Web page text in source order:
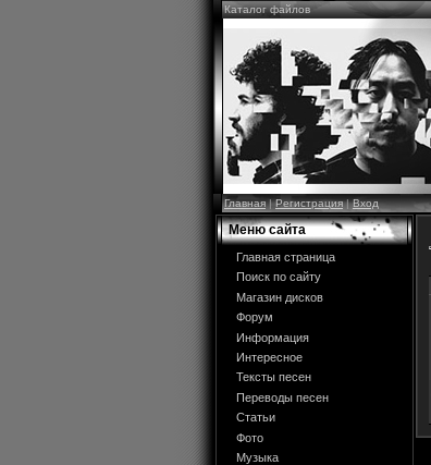
Каталог файлов
Главная|Регистрация|Вход
Меню сайта
Главная страница
Поиск по сайту
Магазин дисков
Форум
Информация
Интересное
Тексты песен
Переводы песен
Статьи
Фото
Музыка